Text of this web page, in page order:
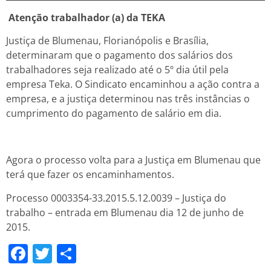
Atenção trabalhador (a) da TEKA
Justiça de Blumenau, Florianópolis e Brasília,
determinaram que o pagamento dos salários dos
trabalhadores seja realizado até o 5º dia útil pela
empresa Teka. O Sindicato encaminhou a ação contra a
empresa, e a justiça determinou nas três instâncias o
cumprimento do pagamento de salário em dia.
Agora o processo volta para a Justiça em Blumenau que
terá que fazer os encaminhamentos.
Processo 0003354-33.2015.5.12.0039 – Justiça do
trabalho – entrada em Blumenau dia 12 de junho de
2015.
Facebook
Twitter